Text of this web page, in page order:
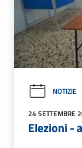
NOTIZIE
24 SETTEMBRE
Elezioni -